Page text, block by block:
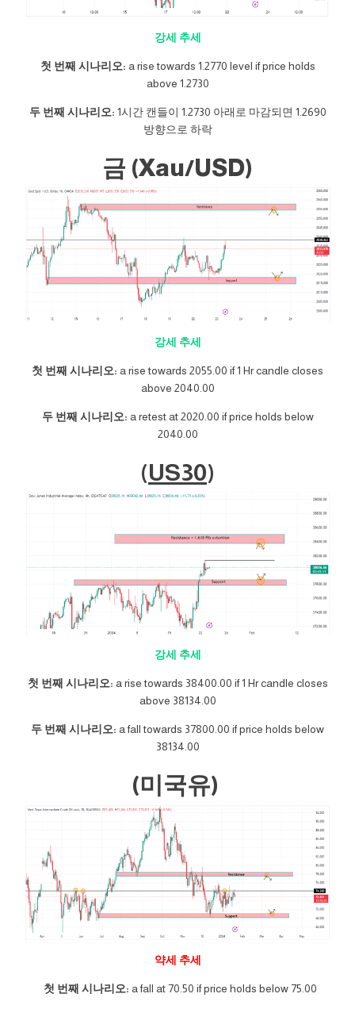
강세 추세
첫 번째 시나리오: a rise towards 1.2770 level if price holds
above 1.2730
두 번째 시나리오: 1시간 캔들이 1.2730 아래로 마감되면 1.2690
방향으로 하락
금 (Xau/USD)
강세 추세
첫 번째 시나리오: a rise towards 2055.00 if 1 Hr candle closes
above 2040.00
두 번째 시나리오: a retest at 2020.00 if price holds below
2040.00
(US30)
강세 추세
첫 번째 시나리오: a rise towards 38400.00 if 1 Hr candle closes
above 38134.00
두 번째 시나리오: a fall towards 37800.00 if price holds below
38134.00
(미국유)
약세 추세
첫 번째 시나리오: a fall at 70.50 if price holds below 75.00